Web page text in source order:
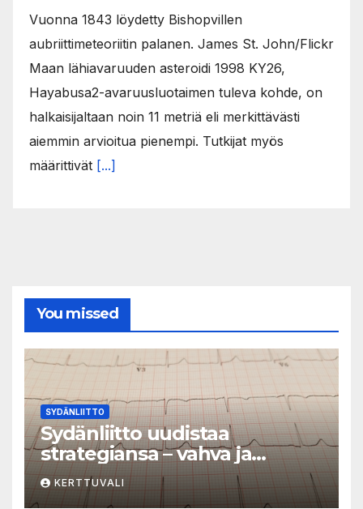
Vuonna 1843 löydetty Bishopvillen
aubriittimeteoriitin palanen. James St. John/Flickr
Maan lähiavaruuden asteroidi 1998 KY26,
Hayabusa2-avaruusluotaimen tuleva kohde, on
halkaisijaltaan noin 11 metriä eli merkittävästi
aiemmin arvioitua pienempi. Tutkijat myös
määrittivät [...]
You missed
SYDÄNLIITTO
Sydänliitto uudistaa
strategiansa – vahva ja
vaikuttava toimija
sydänterveyden puolesta
KERTTUVALI